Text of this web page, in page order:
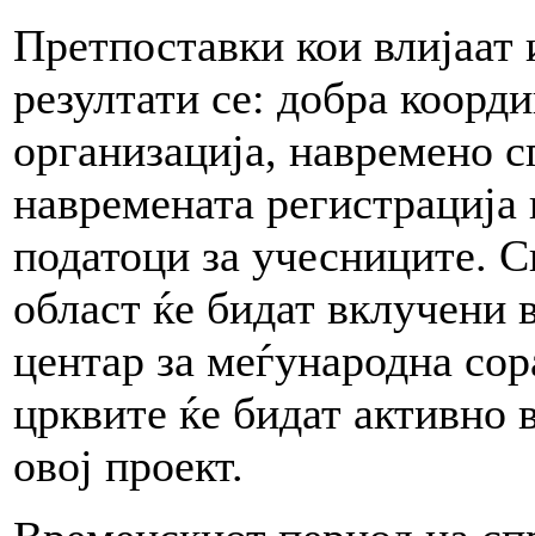
Претпоставки кои
резултати се: добра
организација, навремено
навремената
податоци за учесниците.
област ќе бидат вклучени
центар за меѓународна
црквите ќе бидат активно
овој проект.